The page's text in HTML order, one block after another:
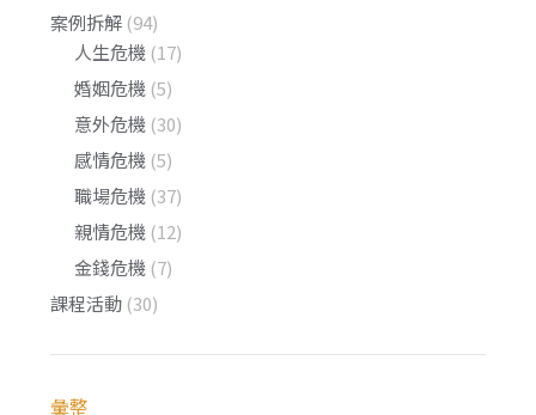
案例拆解 (94)
人生危機 (17)
婚姻危機 (5)
意外危機 (30)
感情危機 (5)
職場危機 (37)
親情危機 (12)
金錢危機 (7)
課程活動 (30)
彙整